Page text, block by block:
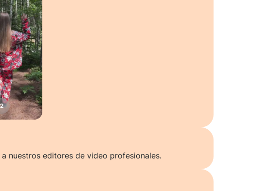
nuestros editores de video profesionales.